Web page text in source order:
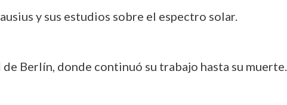
y sus estudios sobre el espectro solar.
Berlín, donde continuó su trabajo hasta su muerte.